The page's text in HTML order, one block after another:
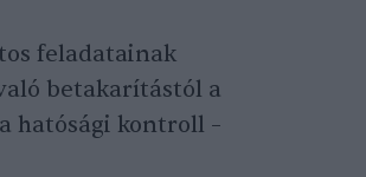
feladatainak
betakarítástól a
hatósági kontroll –